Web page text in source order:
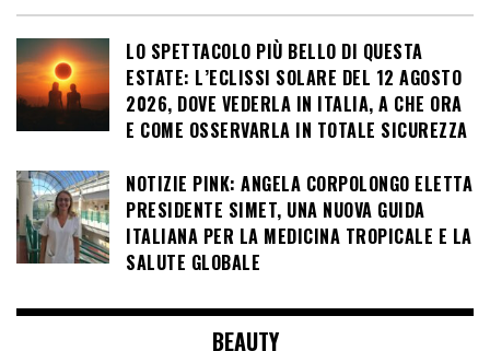
LO SPETTACOLO PIÙ BELLO DI QUESTA
ESTATE: L’ECLISSI SOLARE DEL 12 AGOSTO
2026, DOVE VEDERLA IN ITALIA, A CHE ORA
E COME OSSERVARLA IN TOTALE SICUREZZA
NOTIZIE PINK: ANGELA CORPOLONGO ELETTA
PRESIDENTE SIMET, UNA NUOVA GUIDA
ITALIANA PER LA MEDICINA TROPICALE E LA
SALUTE GLOBALE
BEAUTY